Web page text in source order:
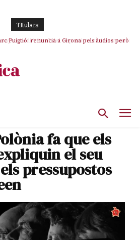
TItulars
Puigtió: renuncia a Girona pels àudios però
quedi “fora” del repartiment dels menors
fa que els
el seu
pressupostos